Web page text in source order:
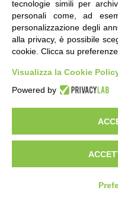
Vivere in Italia
Entrare
Soggiornare
Protezione
Vittime di tratta
Cittadinanza
Salute
tecnologie simili per
personali come, ad
personalizzazione degli
alla privacy, è possibile
cookie. Clicca su
Visualizza la Cookie
Powered by